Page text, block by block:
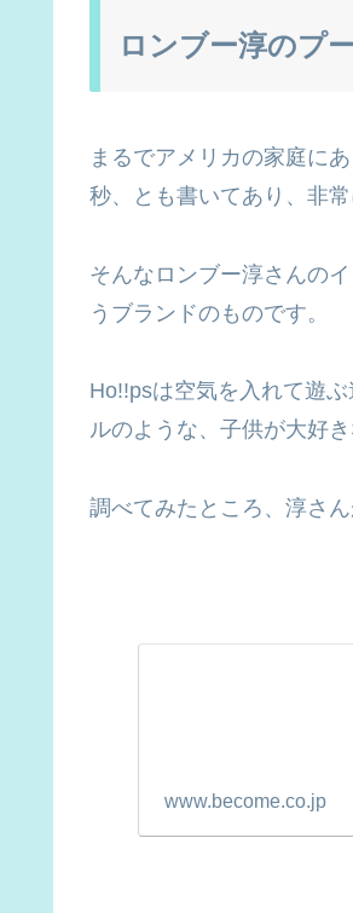
ロンブー淳のプ
まるでアメリカの家庭に
秒、とも書いてあり、非
そんなロンブー淳さんの
うブランドのものです。
Ho!!psは空気を入れて遊
ルのような、子供が大好
調べてみたところ、淳さ
www.become.co.jp